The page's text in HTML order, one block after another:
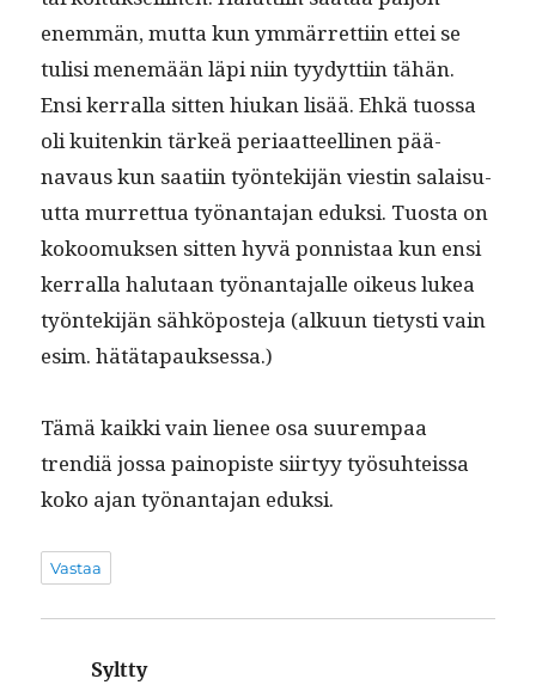
enem­män, mut­ta kun ymmär­ret­ti­in ettei se
tulisi men­emään läpi niin tyy­dyt­ti­in tähän.
Ensi ker­ral­la sit­ten hiukan lisää. Ehkä tuos­sa
oli kuitenkin tärkeä peri­aat­teelli­nen pää­
navaus kun saati­in työn­tek­i­jän viestin salaisu­
ut­ta mur­ret­tua työ­nan­ta­jan eduk­si. Tuos­ta on
kokoomuk­sen sit­ten hyvä pon­nistaa kun ensi
ker­ral­la halu­taan työ­nan­ta­jalle oikeus lukea
työn­tek­i­jän sähkö­poste­ja (alku­un tietysti vain
esim. hätätapauksessa.)
Tämä kaik­ki vain lie­nee osa suurem­paa
trendiä jos­sa pain­opiste siir­tyy työ­suhteis­sa
koko ajan työ­nan­ta­jan eduksi.
Vastaa
Sylttysanoo: